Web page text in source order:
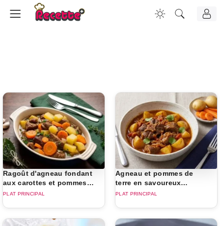
Ragoût d'agneau fondant
aux carottes et pommes
de terre
PLAT PRINCIPAL
Agneau et pommes de
terre en savoureux
navarin
PLAT PRINCIPAL